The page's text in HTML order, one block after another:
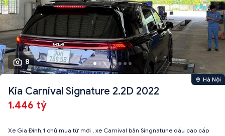
8
Hà Nội
Kia Carnival Signature 2.2D 2022
1.446 tỷ
Xe Gia Đình,1 chủ mua từ mới , xe Carnival bản Singnatune dầu cao cấp